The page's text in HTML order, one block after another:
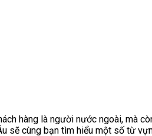
hàng là người nước ngoài, mà
sẽ cùng bạn tìm hiểu một số từ